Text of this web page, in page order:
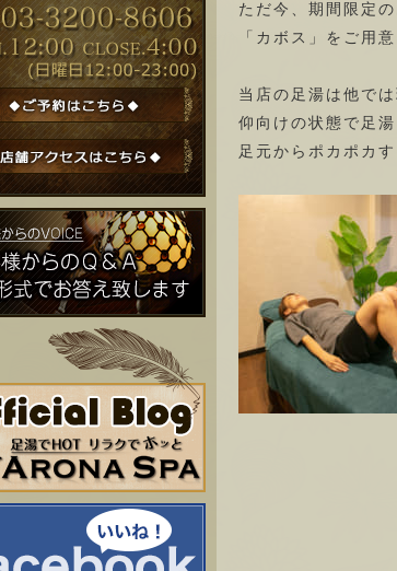
ただ今、期間限定
「カボス」をご用
当店の足湯は他では
仰向けの状態で足
足元からポカポカ